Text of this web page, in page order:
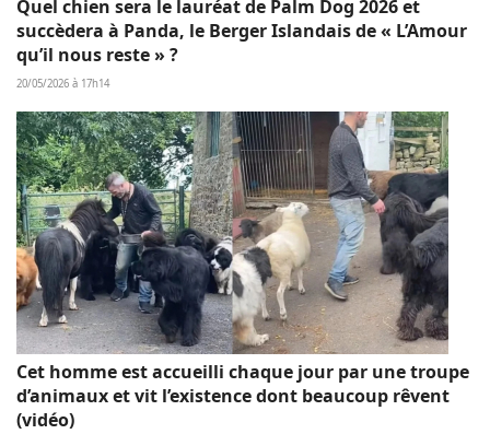
Quel chien sera le lauréat de Palm Dog 2026 et
succèdera à Panda, le Berger Islandais de « L’Amour
qu’il nous reste » ?
20/05/2026 à 17h14
Cet homme est accueilli chaque jour par une troupe
d’animaux et vit l’existence dont beaucoup rêvent
(vidéo)